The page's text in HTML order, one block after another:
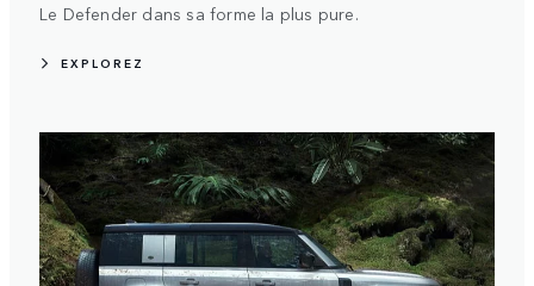
Le Defender dans sa forme la plus pure.
EXPLOREZ